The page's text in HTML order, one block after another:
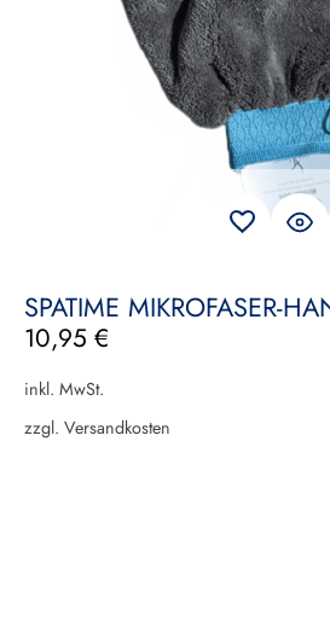
SPATIME MIKROFASER-
10,95 €
inkl. MwSt.
zzgl. Versandkosten